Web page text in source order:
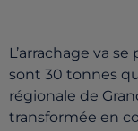
L’arrachage va
sont 30 tonnes
régionale de
transformée en